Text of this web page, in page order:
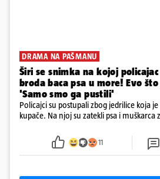
DRAMA NA PAŠMANU
Širi se snimka na kojoj policajac
broda baca psa u more! Evo
'Samo smo ga pustili'
Policajci su postupali zbog jedrilice koja
kupače. Na njoj su zatekli psa i muškarca
ga uhitili, a psa je preuzeo komunalni
11